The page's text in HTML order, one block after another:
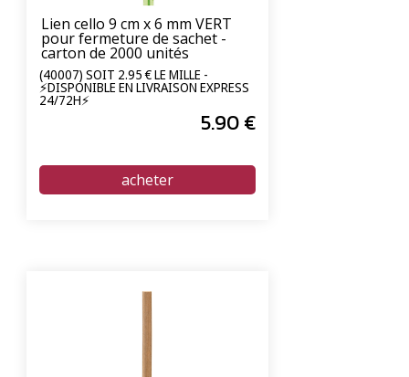
Lien cello 9 cm x 6 mm VERT
pour fermeture de sachet -
carton de 2000 unités
(40007) SOIT 2.95 € LE MILLE -
⚡DISPONIBLE EN LIVRAISON EXPRESS
24/72H⚡
5.90€